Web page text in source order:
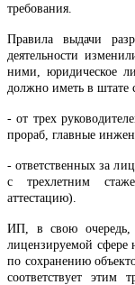
требования.
Правила выдачи
деятельности
ними, юридическое
должно иметь в штате
- от трех
прораб, главные
- ответственных за
с трехлетним
аттестацию).
ИП, в свою очередь,
лицензируемой сфере
по сохранению
соответствует этим